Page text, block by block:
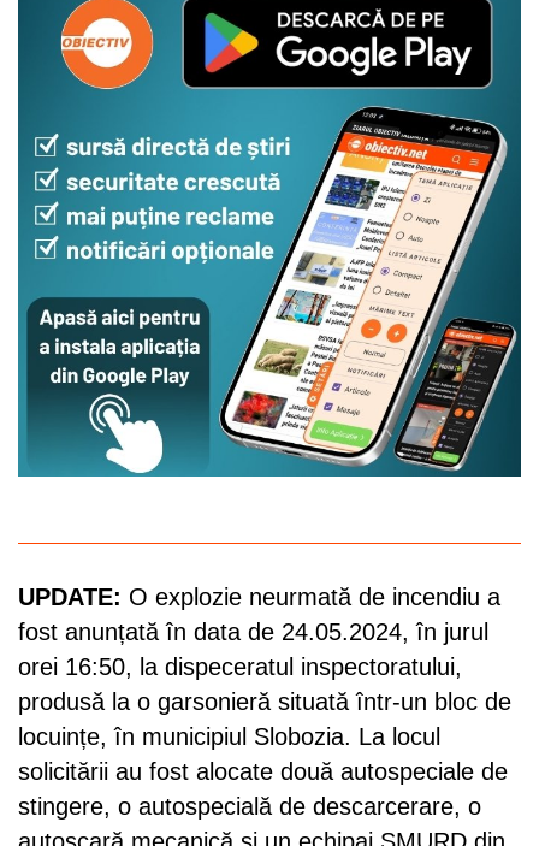
UPDATE: O explozie neurmată de incendiu a
fost anunțată în data de 24.05.2024, în jurul
orei 16:50, la dispeceratul inspectoratului,
produsă la o garsonieră situată într-un bloc de
locuințe, în municipiul Slobozia. La locul
solicitării au fost alocate două autospeciale de
stingere, o autospecială de descarcerare, o